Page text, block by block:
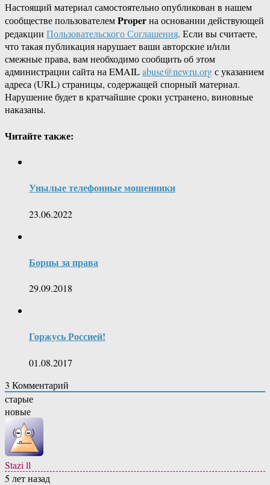
Настоящий материал самостоятельно опубликован в нашем
сообществе пользователемProperна основании действующей
редакции Пользовательского Соглашения. Если вы считаете,
что такая публикация нарушает ваши авторские и/или
смежные права, вам необходимо сообщить об этом
администрации сайта на EMAILabuse@newru.orgс указанием
адреса (URL) страницы, содержащей спорный материал.
Нарушение будет в кратчайшие сроки устранено, виновные
наказаны.
Читайте также:
Унылые телефонные мошенники
23.06.2022
Борцы за права
29.09.2018
Горжусь Россией!
01.08.2017
3 Комментарий
старые
новые
Stazi ll
5 лет назад